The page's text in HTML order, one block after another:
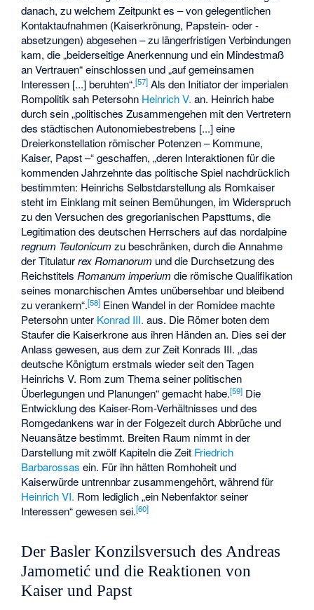
danach, zu welchem Zeitpunkt es – von gelegentlichen
Kontaktaufnahmen (Kaiserkrönung, Papstein- oder -
absetzungen) abgesehen – zu längerfristigen Verbindungen
kam, die „beiderseitige Anerkennung und ein Mindestmaß
an Vertrauen“ einschlossen und „auf gemeinsamen
Interessen [...] beruhten“.[57] Als den Initiator der imperialen
Rompolitik sah Petersohn Heinrich V. an. Heinrich habe
durch sein „politisches Zusammengehen mit den Vertretern
des städtischen Autonomiebestrebens [...] eine
Dreierkonstellation römischer Potenzen – Kommune,
Kaiser, Papst –“ geschaffen, „deren Interaktionen für die
kommenden Jahrzehnte das politische Spiel nachdrücklich
bestimmten: Heinrichs Selbstdarstellung als Romkaiser
steht im Einklang mit seinen Bemühungen, im Widerspruch
zu den Versuchen des gregorianischen Papsttums, die
Legitimation des deutschen Herrschers auf das nordalpine
regnum Teutonicum zu beschränken, durch die Annahme
der Titulaturrex Romanorum und die Durchsetzung des
ReichstitelsRomanum imperium die römische Qualifikation
seines monarchischen Amtes unübersehbar und bleibend
zu verankern“.[58] Einen Wandel in der Romidee machte
Petersohn unter Konrad III. aus. Die Römer boten dem
Staufer die Kaiserkrone aus ihren Händen an. Dies sei der
Anlass gewesen, aus dem zur Zeit Konrads III. „das
deutsche Königtum erstmals wieder seit den Tagen
Heinrichs V. Rom zum Thema seiner politischen
Überlegungen und Planungen“ gemacht habe.[59] Die
Entwicklung des Kaiser-Rom-Verhältnisses und des
Romgedankens war in der Folgezeit durch Abbrüche und
Neuansätze bestimmt. Breiten Raum nimmt in der
Darstellung mit zwölf Kapiteln die Zeit Friedrich
Barbarossas ein. Für ihn hätten Romhoheit und
Kaiserwürde untrennbar zusammengehört, während für
Heinrich VI. Rom lediglich „ein Nebenfaktor seiner
Interessen“ gewesen sei.[60]
Der Basler Konzilsversuch des Andreas
Jamometić und die Reaktionen von
Kaiser und Papst